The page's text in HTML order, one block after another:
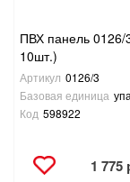
ПВХ панель 0126/
10шт.)
Артикул 0126/3
Базовая единица
Код 598922
1 775